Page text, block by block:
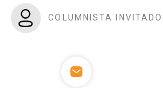
COLUMNISTA INVITADO